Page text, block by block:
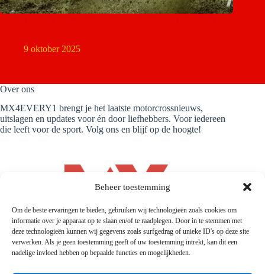
Beheer toestemming
Om de beste ervaringen te bieden, gebruiken wij technologieën zoals cookies om
informatie over je apparaat op te slaan en/of te raadplegen. Door in te stemmen met
deze technologieën kunnen wij gegevens zoals surfgedrag of unieke ID's op deze site
verwerken. Als je geen toestemming geeft of uw toestemming intrekt, kan dit een
nadelige invloed hebben op bepaalde functies en mogelijkheden.
9 oktober 2025
Over ons
MX4EVERY1 brengt je het laatste motorcrossnieuws,
uitslagen en updates voor én door liefhebbers. Voor iedereen
die leeft voor de sport. Volg ons en blijf op de hoogte!